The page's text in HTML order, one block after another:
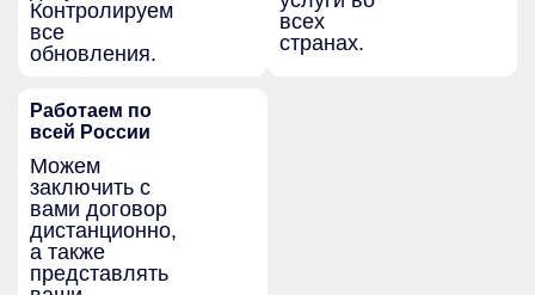
Контролируем
все
обновления.
всех
странах.
Работаем по
всей России
Можем
заключить с
вами договор
дистанционно,
а также
представлять